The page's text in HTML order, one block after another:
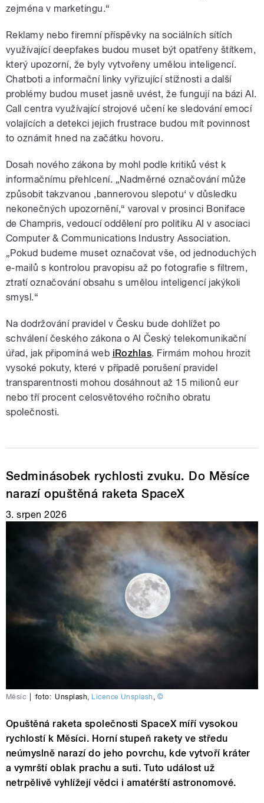
zejména v marketingu.“
Reklamy nebo firemní příspěvky na sociálních sítích
využívající deepfakes budou muset být opatřeny štítkem,
který upozorní, že byly vytvořeny umělou inteligencí.
Chatboti a informační linky vyřizující stížnosti a další
problémy budou muset jasně uvést, že fungují na bázi AI.
Call centra využívající strojové učení ke sledování emocí
volajících a detekci jejich frustrace budou mít povinnost
to oznámit hned na začátku hovoru.
Dosah nového zákona by mohl podle kritiků vést k
informačnímu přehlcení. „Nadměrné označování může
způsobit takzvanou ‚bannerovou slepotu‘ v důsledku
nekonečných upozornění,“ varoval v prosinci Boniface
de Champris, vedoucí oddělení pro politiku AI v asociaci
Computer & Communications Industry Association.
„Pokud budeme muset označovat vše, od jednoduchých
e-mailů s kontrolou pravopisu až po fotografie s filtrem,
ztratí označování obsahu s umělou inteligencí jakýkoli
smysl.“
Na dodržování pravidel v Česku bude dohlížet po
schválení českého zákona o AI Český telekomunikační
úřad, jak připomíná web iRozhlas. Firmám mohou hrozit
vysoké pokuty, které v případě porušení pravidel
transparentnosti mohou dosáhnout až 15 milionů eur
nebo tří procent celosvětového ročního obratu
společnosti.
Sedminásobek rychlosti zvuku. Do Měsíce
narazí opuštěná raketa SpaceX
3. srpen 2026
Měsíc foto: Unsplash, Licence Unsplash , ©
Opuštěná raketa společnosti SpaceX míří vysokou
rychlostí k Měsíci. Horní stupeň rakety ve středu
neúmyslně narazí do jeho povrchu, kde vytvoří kráter
a vymrští oblak prachu a suti. Tuto událost už
netrpělivě vyhlížejí vědci i amatérští astronomové.